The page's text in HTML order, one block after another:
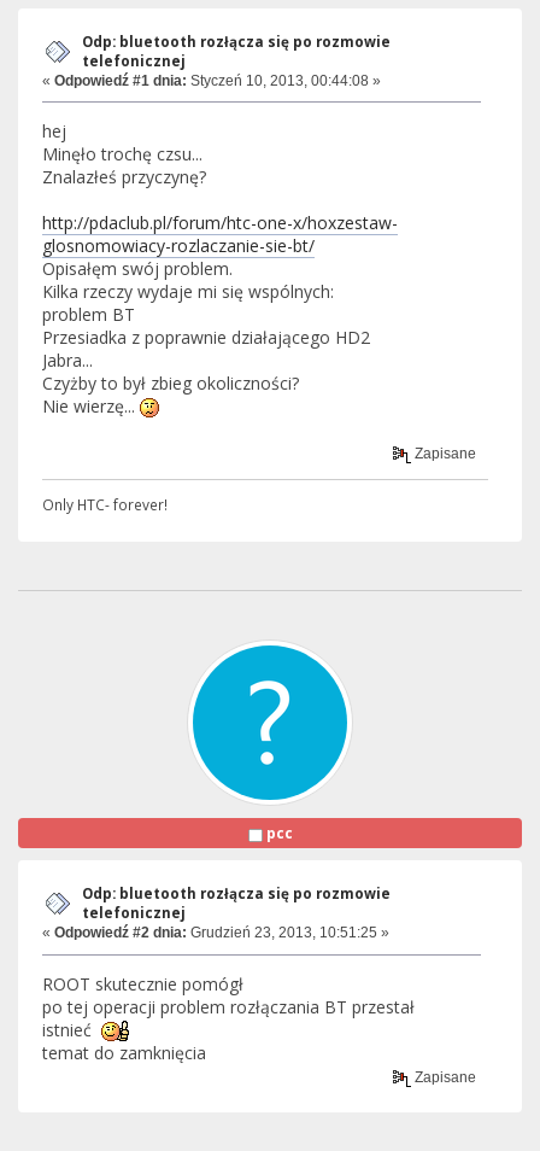
Odp: bluetooth rozłącza się po rozmowie
telefonicznej
« Odpowiedź #1 dnia: Styczeń 10, 2013, 00:44:08 »
hej
Minęło trochę czsu...
Znalazłeś przyczynę?
http://pdaclub.pl/forum/htc-one-x/hoxzestaw-
glosnomowiacy-rozlaczanie-sie-bt/
Opisałęm swój problem.
Kilka rzeczy wydaje mi się wspólnych:
problem BT
Przesiadka z poprawnie działającego HD2
Jabra...
Czyżby to był zbieg okoliczności?
Nie wierzę...
Zapisane
Only HTC- forever!
pcc
Odp: bluetooth rozłącza się po rozmowie
telefonicznej
« Odpowiedź #2 dnia: Grudzień 23, 2013, 10:51:25 »
ROOT skutecznie pomógł
po tej operacji problem rozłączania BT przestał
istnieć
temat do zamknięcia
Zapisane